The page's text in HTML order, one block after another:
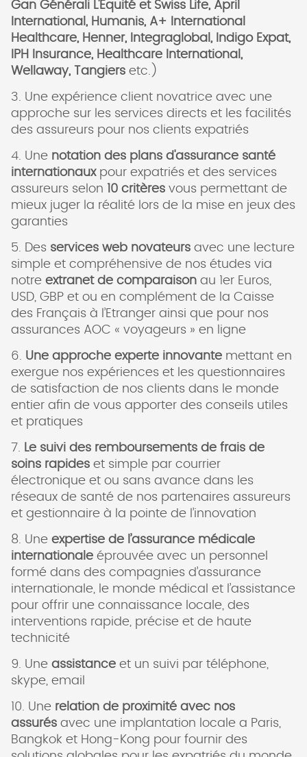
Gan Générali L'Equité et Swiss Life, April
International, Humanis, A+ International
Healthcare, Henner, Integraglobal, Indigo Expat,
IPH Insurance, Healthcare International,
Wellaway, Tangiers etc.)
3. Une expérience client novatrice avec une
approche sur les services directs et les facilités
des assureurs pour nos clients expatriés
4. Une notation des plans d'assurance santé
internationaux pour expatriés et des services
assureurs selon
10 critères vous permettant de
mieux juger la réalité lors de la mise en jeux des
garanties
5. Des services web novateursavec une lecture
simple et compréhensive de nos études via
notre extranet de comparaison au 1er Euros,
USD, GBP et ou en complément de la Caisse
des Français à l’Etranger ainsi que pour nos
assurances AOC « voyageurs » en ligne
6. Une approche experte innovantemettant en
exergue nos expériences et les questionnaires
de satisfaction de nos clients dans le monde
entier afin de vous apporter des conseils utiles
et pratiques
7. Le suivi des remboursements de frais de
soins rapideset simple par courrier
électronique et ou sans avance dans les
réseaux de santé de nos partenaires assureurs
et gestionnaire à la pointe de l’innovation
8. Une expertise de l’assurance médicale
internationaleéprouvée avec un personnel
formé dans des compagnies d’assurance
internationale, le monde médical et l’assistance
pour offrir une connaissance locale, des
interventions rapide, précise et de haute
technicité
9. Une assistance et un suivi par téléphone,
skype, email
10. Une relation de proximité avec nos
assurésavec une implantation locale a Paris,
Bangkok et Hong-Kong pour fournir des